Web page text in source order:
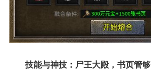
技能与神技：尸王大殿，书页管够